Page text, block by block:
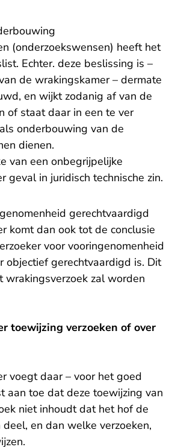
(onderzoekswensen) heeft het
Echter. deze beslissing is –
de wrakingskamer – dermate
en wijkt zodanig af van de
of staat daar in een te ver
onderbouwing van de
dienen.
van een onbegrijpelijke
geval in juridisch technische zin.
gerechtvaardigd
komt dan ook tot de conclusie
voor vooringenomenheid
objectief gerechtvaardigd is. Dit
wrakingsverzoek zal worden
toewijzing verzoeken of over
voegt daar – voor het goed
aan toe dat deze toewijzing van
niet inhoudt dat het hof de
en dan welke verzoeken,